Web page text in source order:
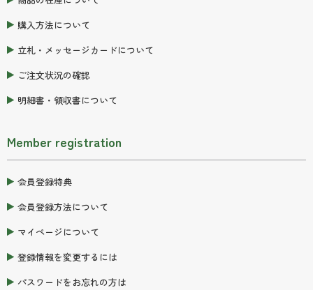
購入方法について
立札・メッセージカードについて
ご注文状況の確認
明細書・領収書について
Member registration
会員登録特典
会員登録方法について
マイページについて
登録情報を変更するには
パスワードをお忘れの方は